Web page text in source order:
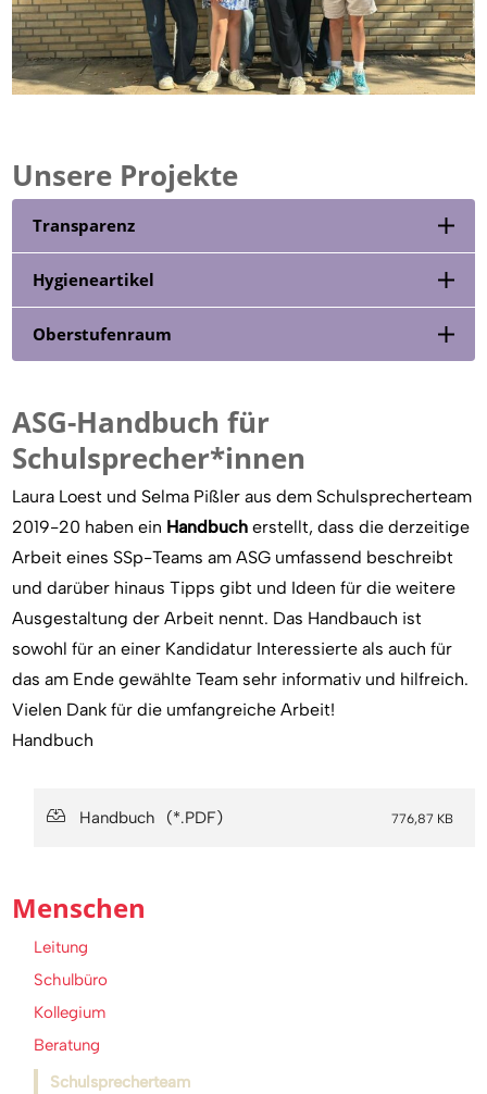
Unsere Projekte
Transparenz
Hygieneartikel
Oberstufenraum
ASG-Handbuch für
Schulsprecher*innen
Laura Loest und Selma Pißler aus dem Schulsprecherteam
2019-20 haben ein Handbuch erstellt, dass die derzeitige
Arbeit eines SSp-Teams amASG umfassend beschreibt
und darüber hinaus Tipps gibt und Ideen für die weitere
Ausgestaltung der Arbeit nennt. Das Handbauch ist
sowohl für an einer Kandidatur Interessierte als auch für
das am Ende gewählte Team sehr informativ und hilfreich.
Vielen Dank für die umfangreiche Arbeit!
Handbuch
Handbuch 776,87 KB
Menschen
Leitung
Schulbüro
Kollegium
Beratung
Schulsprecherteam